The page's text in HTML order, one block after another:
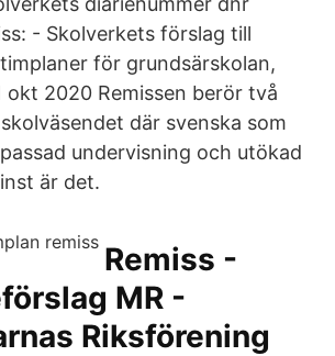
- Skolverkets förslag till
för grundsärskolan,
okt 2020 Remissen berör två
där svenska som
undervisning och utökad
är det.
Remiss -
MR -
Riksförening